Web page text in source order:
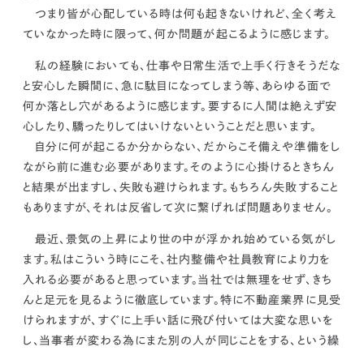
つまり皆が心配している時は何も起きないけれど、全く考え
ていなかった時に限って、何か問題が起こるように感じます。
私の経験においても、仕事や日常生活で上手く行きそうだな
と安心した瞬間に、急に駄目になってしまう等、あらゆる面で
何か落とし穴があるように感じます。 要するに人間は絶えず安
心したり、驕ったりしてはいけないということだと思います。
自分に何が起こるか分からない、だからこそ備えや準備をし
ながら前に進む必要があります。そのように心掛けるときちん
と結果が出ますし、失敗も避けられます。もちろん失敗すること
もありますが、それは反省して次に繋げれば問題ありません。
最近、景気の上昇により世の中が浮かれ始めている気がし
ます。 私はこういう時にこそ、社内整備や社員教育により力を
入れる必要があると思っています。当社では無理をせず、きち
んと足元を見るように徹底しています。特に不動産業界に見受
けられますが、すぐに上手い話に飛び付いては大変な思いを
し、当事者が変わる為にまた別の人が同じことをする、という繰